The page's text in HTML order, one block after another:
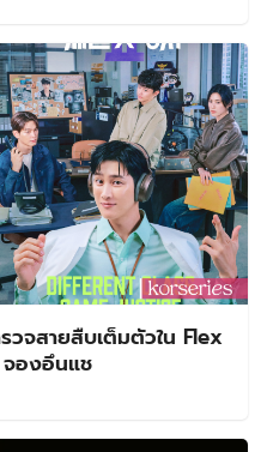
วจสายสืบเต็มตัวใน Flex
องอึนแช